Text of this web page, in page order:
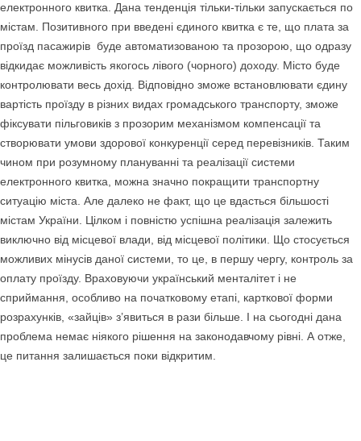
електронного квитка. Дана тенденція тільки-тільки запускається по
містам. Позитивного при введені єдиного квитка є те, що плата за
проїзд пасажирів буде автоматизованою та прозорою, що одразу
відкидає можливість якогось лівого (чорного) доходу. Місто буде
контролювати весь дохід. Відповідно зможе встановлювати єдину
вартість проїзду в різних видах громадського транспорту, зможе
фіксувати пільговиків з прозорим механізмом компенсації та
створювати умови здорової конкуренції серед перевізників. Таким
чином при розумному плануванні та реалізації системи
електронного квитка, можна значно покращити транспортну
ситуацію міста. Але далеко не факт, що це вдасться більшості
містам України. Цілком і повністю успішна реалізація залежить
виключно від місцевої влади, від місцевої політики. Що стосується
можливих мінусів даної системи, то це, в першу чергу, контроль за
оплату проїзду. Враховуючи український менталітет і не
сприймання, особливо на початковому етапі, карткової форми
розрахунків, «зайців» з’явиться в рази більше. І на сьогодні дана
проблема немає ніякого рішення на законодавчому рівні. А отже,
це питання залишається поки відкритим.